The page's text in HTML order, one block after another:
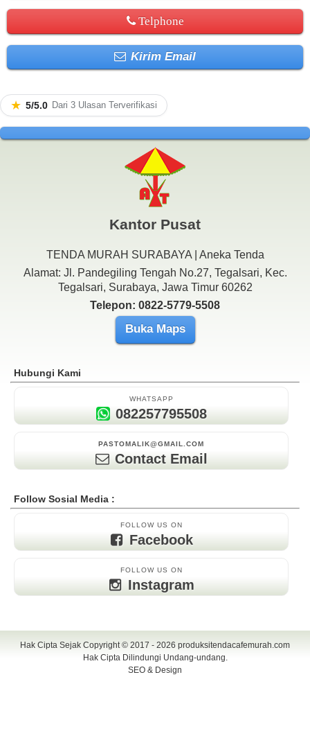
Telphone
Kirim Email
★ 5/5.0 Dari 3 Ulasan Terverifikasi
Kantor Pusat
TENDA MURAH SURABAYA | Aneka Tenda
Alamat: Jl. Pandegiling Tengah No.27, Tegalsari, Kec.
Tegalsari, Surabaya, Jawa Timur 60262
Telepon: 0822-5779-5508
Buka Maps
Hubungi Kami
WHATSAPP
082257795508
PASTOMALIK@GMAIL.COM
Contact Email
Follow Sosial Media :
FOLLOW US ON
Facebook
FOLLOW US ON
Instagram
Hak Cipta Sejak Copyright © 2017 - 2026 produksitendacafemurah.com
Hak Cipta Dilindungi Undang-undang.
SEO & Design